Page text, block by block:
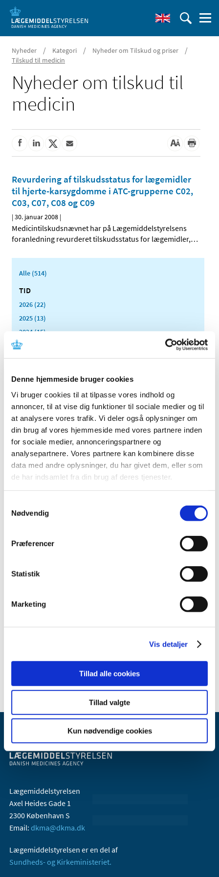
Denne hjemmeside bruger cookies
Vi bruger cookies til at tilpasse vores indhold og
annoncer, til at vise dig funktioner til sociale medier og til
at analysere vores trafik. Vi deler også oplysninger om
din brug af vores hjemmeside med vores partnere inden
for sociale medier, annonceringspartnere og
analysepartnere. Vores partnere kan kombinere disse
data med andre oplysninger, du har givet dem, eller som
de har indsamlet fra din brug af deres tjenester.
Nødvendig
Præferencer
Statistik
Marketing
Vis detaljer
Tillad alle cookies
Tillad valgte
Kun nødvendige cookies
Nyheder / Kategori / Nyheder om Tilskud og priser /
Tilskud til medicin
Nyheder om tilskud til
medicin
Revurdering af tilskudsstatus for lægemidler
til hjerte-karsygdomme i ATC-grupperne C02,
C03, C07, C08 og C09
|30. januar 2008 |
Medicintilskudsnævnet har på Lægemiddelstyrelsens
foranledning revurderet tilskudsstatus for lægemidler,…
Alle (514)
TID
2026 (22)
2025 (13)
2024 (15)
2023 (18)
2022 (10)
2019 (41)
2018 (46)
2017 (36)
2016 (48)
2015 (31)
2014 (44)
2013 (45)
2011 (13)
november (2)
september (1)
januar (1)
Lægemiddelstyrelsen
Axel Heides Gade 1
2300 København S
Email: dkma@dkma.dk
Lægemiddelstyrelsen er en del af
Sundheds- og Kirkeministeriet.